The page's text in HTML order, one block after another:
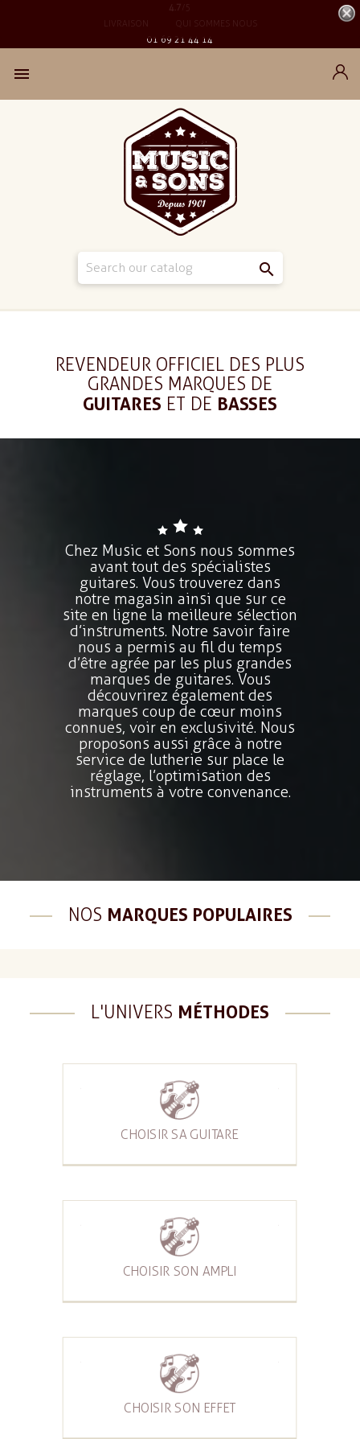
LIVRAISON QUI SOMMES NOUS
4.7
01 69 21 44 14


REVENDEUR OFFICIEL DES PLUS
GRANDES MARQUES DE
GUITARES ET DE BASSES
Chez Music et Sons nous sommes
avant tout des spécialistes
guitares. Vous trouverez dans
notre magasin ainsi que sur ce
site en ligne la meilleure sélection
d’instruments. Notre savoir faire
nous a permis au fil du temps
d’être agrée par les plus grandes
marques de guitares. Vous
découvrirez également des
marques coup de cœur moins
connues, voir en exclusivité. Nous
proposons aussi grâce à notre
service de lutherie sur place le
réglage, l’optimisation des
instruments à votre convenance.
NOS MARQUES POPULAIRES
L'UNIVERS MÉTHODES
CHOISIR SA GUITARE
CHOISIR SON AMPLI
CHOISIR SON EFFET